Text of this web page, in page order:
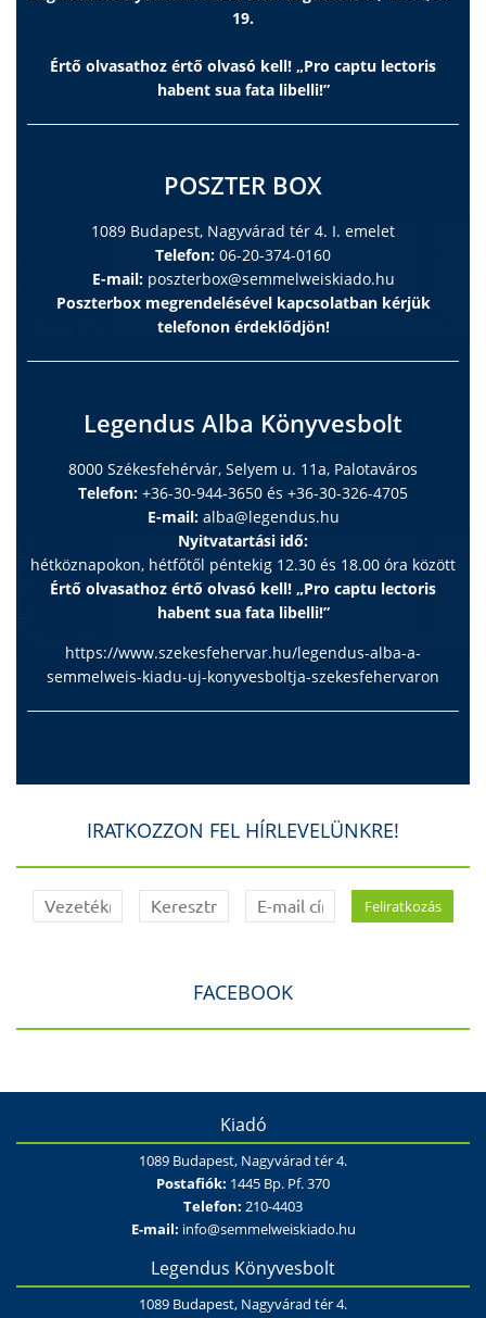
19.
Értő olvasathoz értő olvasó kell! „Pro captu lectoris
habent sua fata libelli!”
POSZTER BOX
1089 Budapest, Nagyvárad tér 4. I. emelet
Telefon: 06-20-374-0160
E-mail: poszterbox@semmelweiskiado.hu
Poszterbox megrendelésével kapcsolatban kérjük
telefonon érdeklődjön!
Legendus Alba Könyvesbolt
8000 Székesfehérvár, Selyem u. 11a, Palotaváros
Telefon: +36-30-944-3650 és +36-30-326-4705
E-mail: alba@legendus.hu
Nyitvatartási idő:
hétköznapokon, hétfőtől péntekig 12.30 és 18.00 óra között
Értő olvasathoz értő olvasó kell! „Pro captu lectoris
habent sua fata libelli!”
https://www.szekesfehervar.hu/legendus-alba-a-
semmelweis-kiadu-uj-konyvesboltja-szekesfehervaron
IRATKOZZON FEL HÍRLEVELÜNKRE!
FACEBOOK
Kiadó
1089 Budapest, Nagyvárad tér 4.
Postafiók: 1445 Bp. Pf. 370
Telefon: 210-4403
E-mail: info@semmelweiskiado.hu
Legendus Könyvesbolt
1089 Budapest, Nagyvárad tér 4.